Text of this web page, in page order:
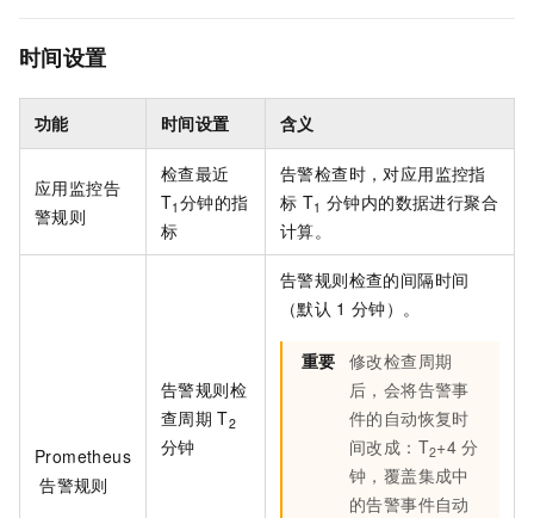
时间设置
功能 时间设置 含义
应用监控告
警规则
检查最近
T1 分钟的指
标
告警检查时，对应用监控指
标 T1 分钟内的数据进行聚合
计算。
Prometheus
告警规则
告警规则检
查周期 T2
分钟
告警规则检查的间隔时间
（默认 1 分钟）。
重要 修改检查周期
后，会将告警事
件的自动恢复时
间改成：T2+4 分
钟，覆盖集成中
的告警事件自动